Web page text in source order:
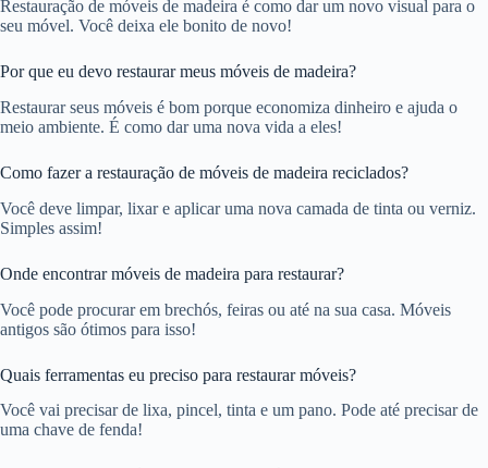
Restauração de móveis de madeira é como dar um novo visual para o
seu móvel. Você deixa ele bonito de novo!
Por que eu devo restaurar meus móveis de madeira?
Restaurar seus móveis é bom porque economiza dinheiro e ajuda o
meio ambiente. É como dar uma nova vida a eles!
Como fazer a restauração de móveis de madeira reciclados?
Você deve limpar, lixar e aplicar uma nova camada de tinta ou verniz.
Simples assim!
Onde encontrar móveis de madeira para restaurar?
Você pode procurar em brechós, feiras ou até na sua casa. Móveis
antigos são ótimos para isso!
Quais ferramentas eu preciso para restaurar móveis?
Você vai precisar de lixa, pincel, tinta e um pano. Pode até precisar de
uma chave de fenda!